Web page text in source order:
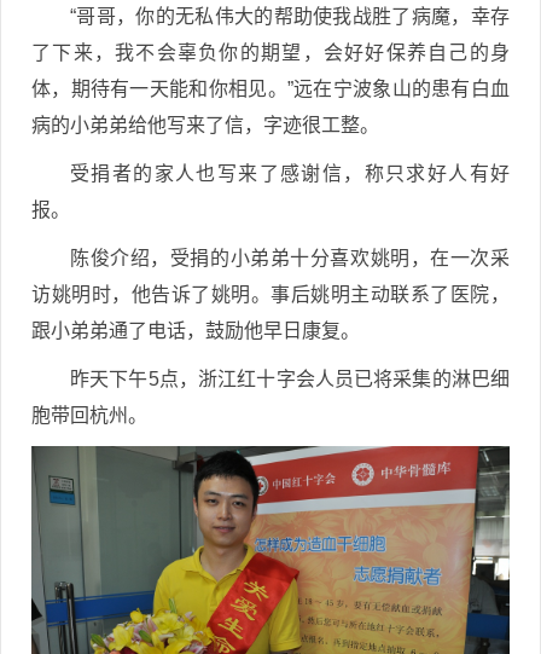
“哥哥，你的无私伟大的帮助使我战胜了病魔，幸存
了下来，我不会辜负你的期望，会好好保养自己的身
体，期待有一天能和你相见。”远在宁波象山的患有白血
病的小弟弟给他写来了信，字迹很工整。
受捐者的家人也写来了感谢信，称只求好人有好
报。
陈俊介绍，受捐的小弟弟十分喜欢姚明，在一次采
访姚明时，他告诉了姚明。事后姚明主动联系了医院，
跟小弟弟通了电话，鼓励他早日康复。
昨天下午5点，浙江红十字会人员已将采集的淋巴细
胞带回杭州。